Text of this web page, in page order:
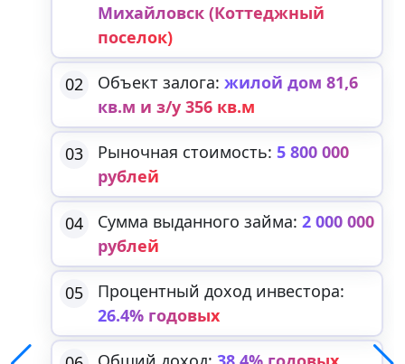
Михайловск (Коттеджный
поселок)
02 Объект залога: жилой дом 81,6
кв.м и з/у 356 кв.м
03 Рыночная стоимость: 5 800 000
рублей
04 Сумма выданного займа: 2 000 000
рублей
05
Процентный доход инвестора:
26.4% годовых